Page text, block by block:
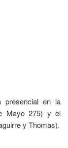
presencial en la
Mayo 275) y el
y Thomas).